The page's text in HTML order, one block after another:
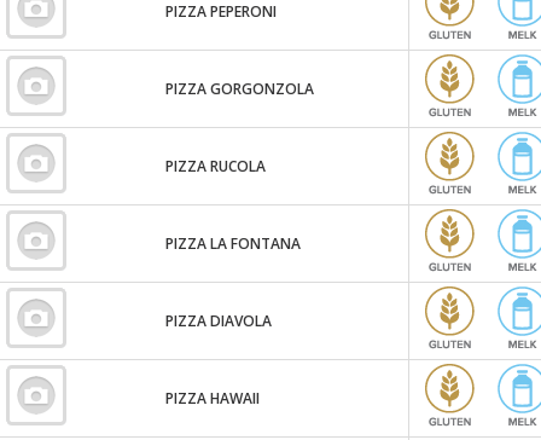
PIZZA PEPERONI
PIZZA GORGONZOLA
PIZZA RUCOLA
PIZZA LA FONTANA
PIZZA DIAVOLA
PIZZA HAWAII